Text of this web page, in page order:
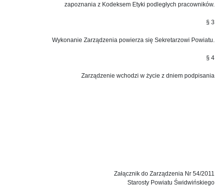
zapoznania z Kodeksem Etyki podległych pracowników.
§ 3
Wykonanie Zarządzenia powierza się Sekretarzowi Powiatu.
§ 4
Zarządzenie wchodzi w życie z dniem podpisania
Załącznik do Zarządzenia Nr 54/2011
Starosty Powiatu Świdwińskiego